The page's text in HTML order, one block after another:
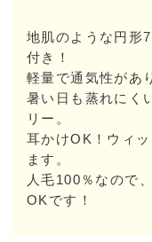
地肌のような円形
付き！
軽量で通気性があ
暑い日も蒸れにく
リー。
耳かけOK！ウィ
ます。
人毛100％なので
OKです！